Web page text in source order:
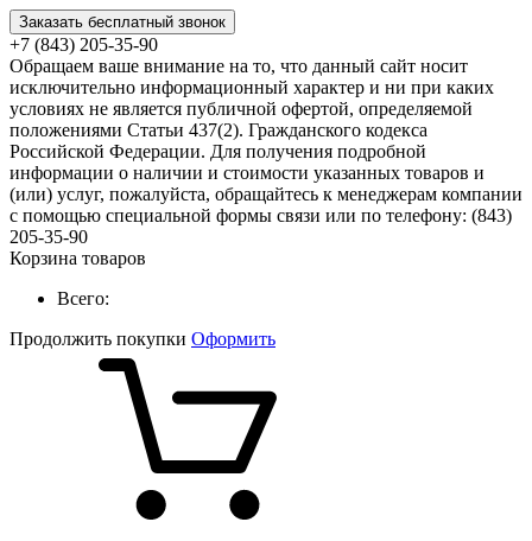
Заказать бесплатный звонок
+7 (843) 205-35-90
Обращаем ваше внимание на то, что данный сайт носит
исключительно информационный характер и ни при каких
условиях не является публичной офертой, определяемой
положениями Статьи 437(2). Гражданского кодекса
Российской Федерации. Для получения подробной
информации о наличии и стоимости указанных товаров и
(или) услуг, пожалуйста, обращайтесь к менеджерам компании
с помощью специальной формы связи или по телефону: (843)
205-35-90
Корзина товаров
Всего:
Продолжить покупки Оформить